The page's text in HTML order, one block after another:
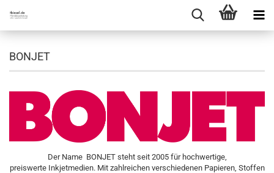
BONJET
Der Name BONJET steht seit 2005 für hochwertige,
preiswerte Inkjetmedien. Mit zahlreichen verschiedenen Papieren, Stoffen